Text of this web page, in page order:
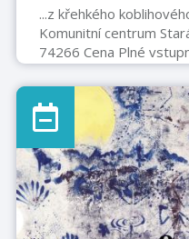
...z křehkého
Komunitní centrum
74266 Cena Plné
Osoby pobírající dávku